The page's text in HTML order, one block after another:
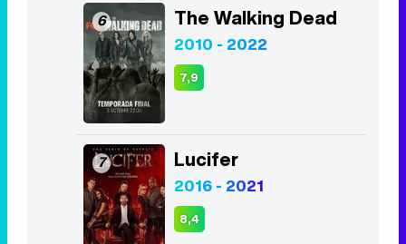
6 The Walking Dead
2010 - 2022
7,9
7 Lucifer
2016 - 2021
8,4